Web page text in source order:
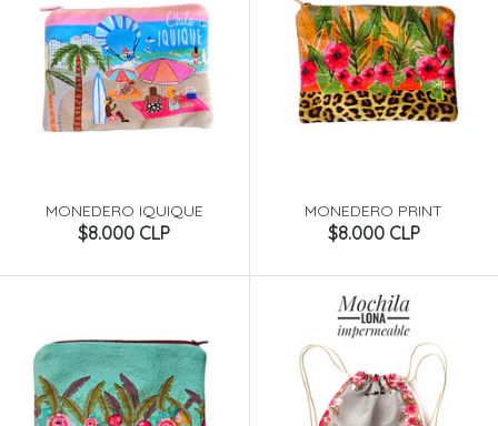
MONEDERO IQUIQUE
$8.000 CLP
MONEDERO PRINT
$8.000 CLP